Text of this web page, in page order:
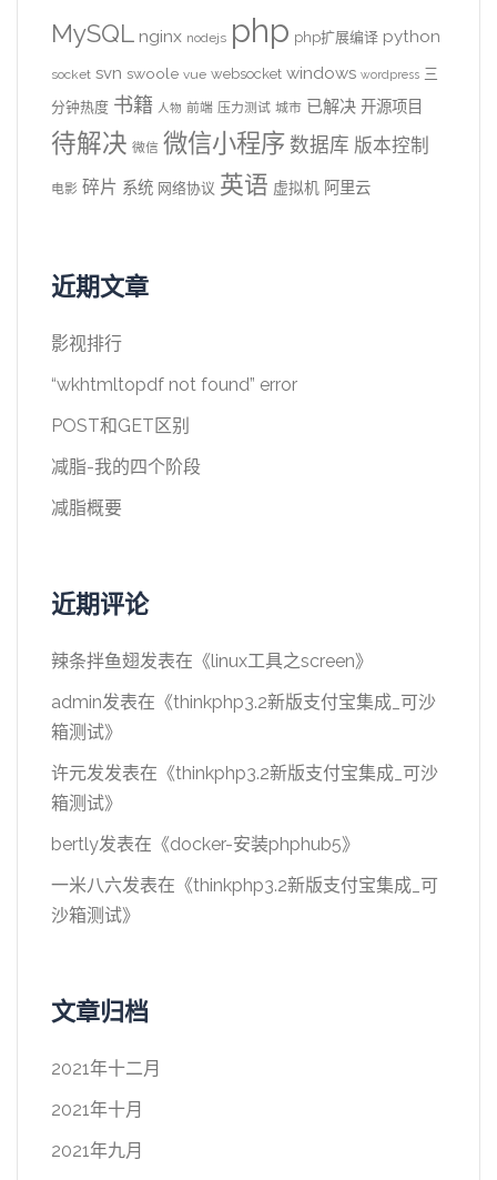
MySQL nginx nodejs php php扩展编译 python
socket svn swoole vue websocket windows wordpress 三
分钟热度 书籍 人物 前端 压力测试 城市 已解决 开源项目
待解决 微信 微信小程序 数据库 版本控制
电影 碎片 系统 网络协议 英语 虚拟机 阿里云
近期文章
影视排行
“wkhtmltopdf not found” error
POST和GET区别
减脂-我的四个阶段
减脂概要
近期评论
辣条拌鱼翅发表在《linux工具之screen》
admin发表在《thinkphp3.2新版支付宝集成_可沙
箱测试》
许元发发表在《thinkphp3.2新版支付宝集成_可沙
箱测试》
bertly发表在《docker-安装phphub5》
一米八六发表在《thinkphp3.2新版支付宝集成_可
沙箱测试》
文章归档
2021年十二月
2021年十月
2021年九月